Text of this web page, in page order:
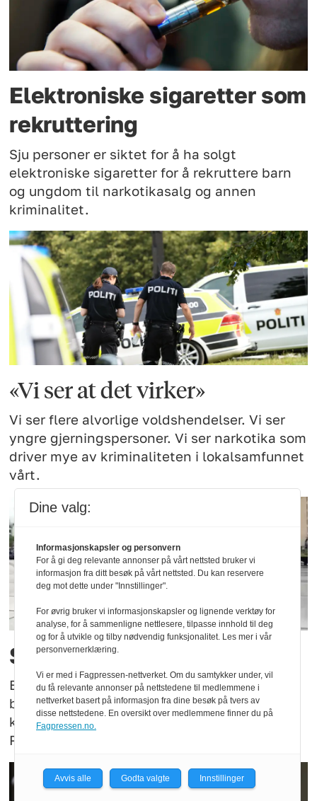
Elektroniske sigaretter som
rekruttering
Sju personer er siktet for å ha solgt
elektroniske sigaretter for å rekruttere barn
og ungdom til narkotikasalg og annen
kriminalitet.
«Vi ser at det virker»
Vi ser flere alvorlige voldshendelser. Vi ser
yngre gjerningspersoner. Vi ser narkotika som
driver mye av kriminaliteten i lokalsamfunnet
vårt.
Sommerquiz: 30. juli 2026
Enten du er på patrulje, kontoret eller har
beina godt plantet på bordet: Hvor godt
kjenner du egentlig politi-Norge? Test deg i
Politiforums sommerquiz her!
Dine valg:
Informasjonskapsler og personvern
For å gi deg relevante annonser på vårt nettsted bruker vi
informasjon fra ditt besøk på vårt nettsted. Du kan reservere
deg mot dette under "Innstillinger".
For øvrig bruker vi informasjonskapsler og lignende verktøy for
analyse, for å sammenligne nettlesere, tilpasse innhold til deg
og for å utvikle og tilby nødvendig funksjonalitet. Les mer i vår
personvernerklæring.
Vi er med i Fagpressen-nettverket. Om du samtykker under, vil
du få relevante annonser på nettstedene til medlemmene i
nettverket basert på informasjon fra dine besøk på tvers av
disse nettstedene. En oversikt over medlemmene finner du på
Fagpressen.no.
Avvis alle Godta valgte Innstillinger